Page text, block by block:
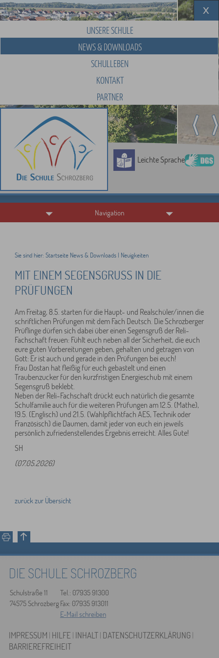
UNSERE SCHULE
NEWS & DOWNLOADS
SCHULLEBEN
KONTAKT
PARTNER
Leichte Sprache
Navigation
Sie sind hier: Startseite News & Downloads| Neuigkeiten
MIT EINEM SEGENSGRUSS IN DIE P
RÜFUNGEN
Am Freitag, 8.5. starten für die Haupt- und Realschüler/innen die
schriftlichen Prüfungen mit dem Fach Deutsch. Die Schrozberger
Prüflinge dürfen sich dabei über einen Segensgruß der Reli-
Fachschaft freuen: Fühlt euch neben all der Sicherheit, die euch
eure guten Vorbereitungen geben, gehalten und getragen von
Gott: Er ist auch und gerade in den Prüfungen bei euch!
Frau Dostan hat fleißig für euch gebastelt und einen
Traubenzucker für den kurzfristigen Energieschub mit einem
Segensgruß beklebt.
Neben der Reli-Fachschaft drückt euch natürlich die gesamte
Schulfamilie auch für die weiteren Prüfungen am 12.5. (Mathe),
19.5. (Englisch) und 21.5. (Wahlpflichtfach AES, Technik oder
Französisch) die Daumen, damit jeder von euch ein jeweils
persönlich zufriedenstellendes Ergebnis erreicht. Alles Gute!
SH
(07.05.2026)
zurück zur Übersicht
DIE SCHULE SCHROZBERG
Schulstraße 11
Tel.: 07935 91300
74575 SchrozbergFax: 07935 913011
E-Mail schreiben
IMPRESSUM | HILFE | INHALT| DATENSCHUTZERKLÄRUNG |
BARRIEREFREIHEIT